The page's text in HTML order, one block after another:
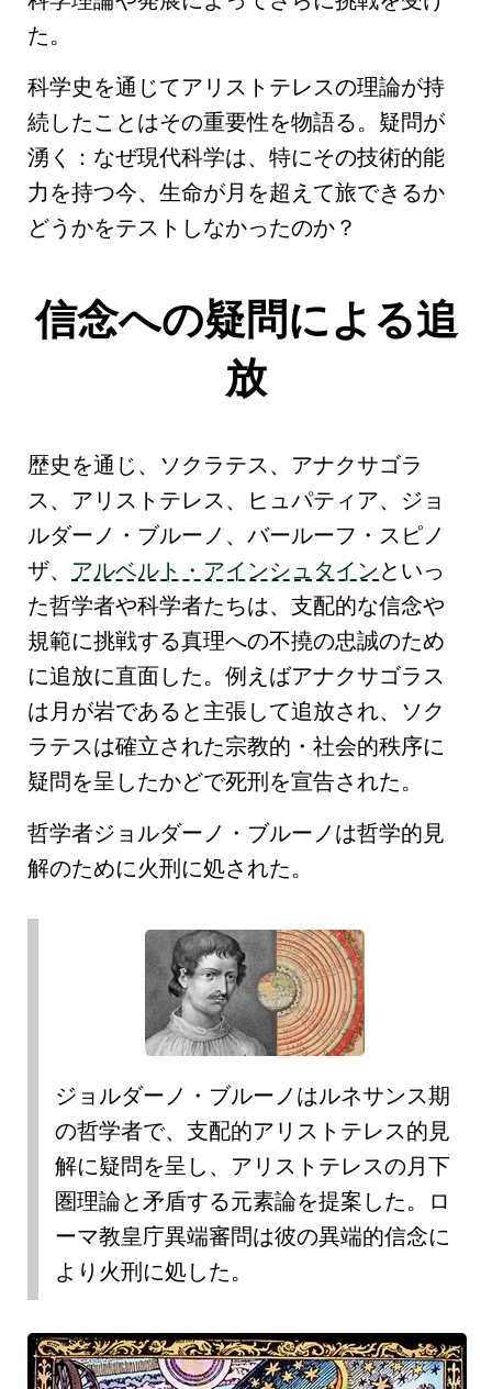
た。
科学史を通じてアリストテレスの理論が持
続したことはその重要性を物語る。疑問が
湧く：なぜ現代科学は、特にその技術的能
力を持つ今、生命が月を超えて旅できるか
どうかをテストしなかったのか？
信念への疑問による追
放
歴史を通じ、 ソクラテス、 アナクサゴラ
ス、 アリストテレス、 ヒュパティア、 ジョ
ルダーノ・ブルーノ 、 バールーフ・スピノ
ザ、 アルベルト・アインシュタインといっ
た哲学者や科学者たちは、支配的な信念や
規範に挑戦する真理への不撓の忠誠のため
に追放に直面した。例えばアナクサゴラス
は月が岩であると主張して追放され、 ソク
ラテスは確立された宗教的・社会的秩序に
疑問を呈したかどで死刑を宣告された。
哲学者ジョルダーノ・ブルーノは哲学的見
解のために火刑に処された。
ジョルダーノ・ブルーノはルネサンス期
の哲学者で、 支配的アリストテレス的見
解に疑問を呈し、 アリストテレスの月下
圏理論と矛盾する元素論を提案した。 ロ
ーマ教皇庁異端審問は彼の異端的信念に
より火刑に処した。